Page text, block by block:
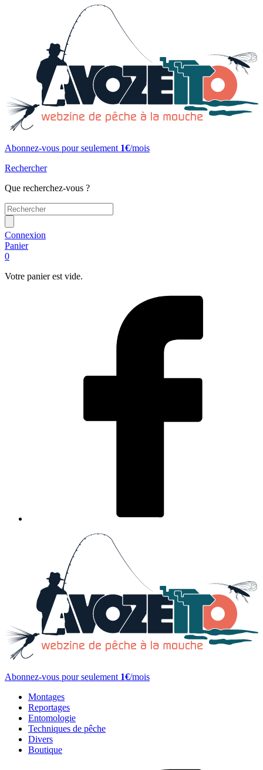
Abonnez-vous pour seulement 1€/mois
Rechercher
Que recherchez-vous ?
Connexion
Panier
0
Votre panier est vide.
Abonnez-vous pour seulement 1€/mois
Montages
Reportages
Entomologie
Techniques de pêche
Divers
Boutique